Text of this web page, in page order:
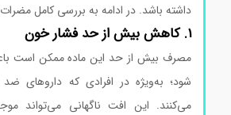
داشته باشد. در ادامه به بررسی کامل مضرات
مصرف بیش از حد این ماده ممکن است
شود؛ به‌ویژه در افرادی که داروهای ضد
می‌کنند. این افت ناگهانی می‌تواند